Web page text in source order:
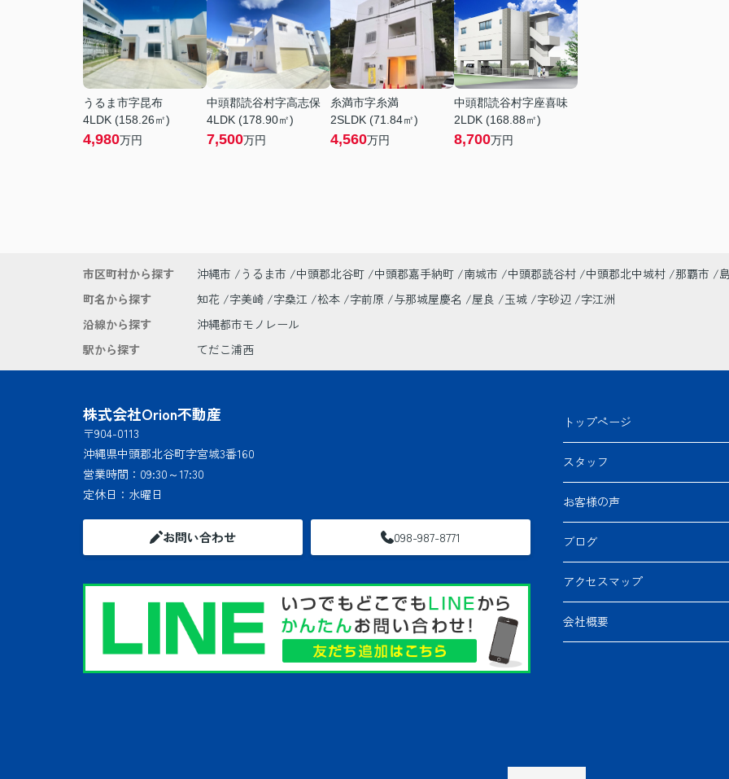
うるま市字昆布
4LDK (158.26㎡)
4,980万円
中頭郡読谷村字高志保
4LDK (178.90㎡)
7,500万円
糸満市字糸満
2SLDK (71.84㎡)
4,560万円
中頭郡読谷村字座喜味
2LDK (168.88㎡)
8,700万円
市区町村から探す 沖縄市 うるま市 中頭郡北谷町 中頭郡嘉手納町 南城市 中頭郡読谷村 中頭郡北中城村 那覇市
町名から探す
知花 字美崎 字桑江 松本 字前原 与那城屋慶名 屋良 玉城 字砂辺
字江洲
沿線から探す
沖縄都市モノレール
駅から探す
てだこ浦西
株式会社Orion不動産
〒904-0113
沖縄県中頭郡北谷町字宮城3番160
営業時間： 09:30～17:30
定休日： 水曜日
お問い合わせ 098-987-8771
トップページ
スタッフ
お客様の声
ブログ
アクセスマップ
会社概要